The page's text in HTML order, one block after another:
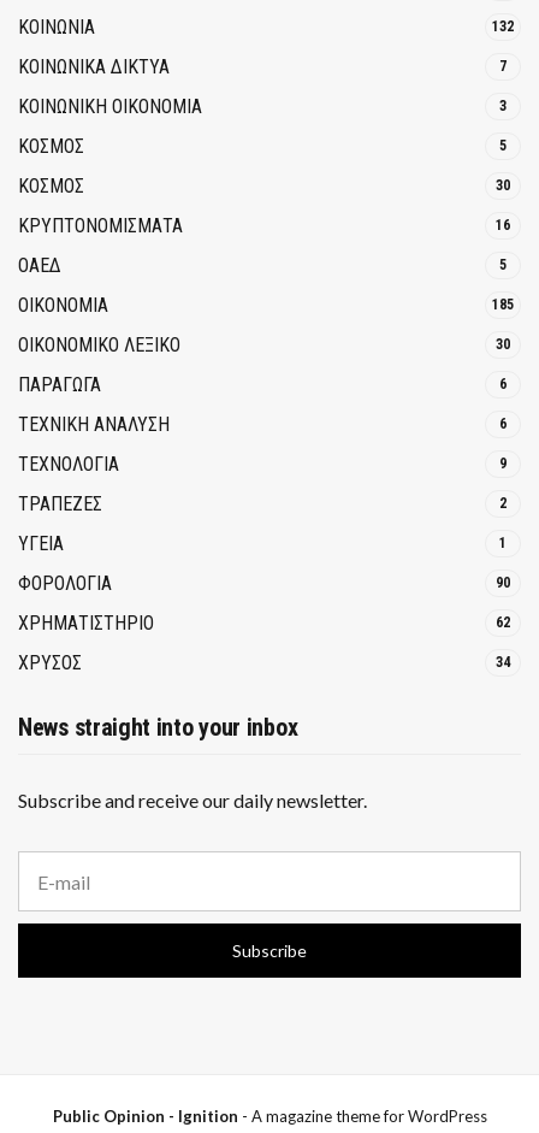
ΚΟΙΝΩΝΙΑ 132
ΚΟΙΝΩΝΙΚΆ ΔΊΚΤΥΑ 7
ΚΟΙΝΩΝΙΚΉ ΟΙΚΟΝΟΜΊΑ 3
ΚΟΣΜΟΣ 5
ΚΟΣΜΟΣ 30
ΚΡΥΠΤΟΝΟΜΊΣΜΑΤΑ 16
ΟΑΕΔ 5
ΟΙΚΟΝΟΜΙΑ 185
ΟΙΚΟΝΟΜΙΚΟ ΛΕΞΙΚΟ 30
ΠΑΡΑΓΩΓΑ 6
ΤΕΧΝΙΚΗ ΑΝΑΛΥΣΗ 6
ΤΕΧΝΟΛΟΓΙΑ 9
ΤΡΆΠΕΖΕΣ 2
ΥΓΕΙΑ 1
ΦΟΡΟΛΟΓΙΑ 90
ΧΡΗΜΑΤΙΣΤΗΡΙΟ 62
ΧΡΥΣΟΣ 34
News straight into your inbox
Subscribe and receive our daily newsletter.
a
i
a
Subscribe
Public Opinion - Ignition - A magazine theme for WordPress